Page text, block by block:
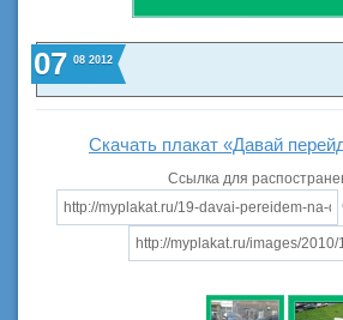
07 08 2012
Скачать плакат «Давай
Ссылка для